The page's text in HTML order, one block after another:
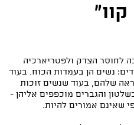
לחוסר הצדק ולפטריארכיה
נשים הן בעמדות הכוח. בעוד
שלהם, בעוד שנשים זוכות
והגברים מוכפפים אליהן -
שאינם אמורים להיות.